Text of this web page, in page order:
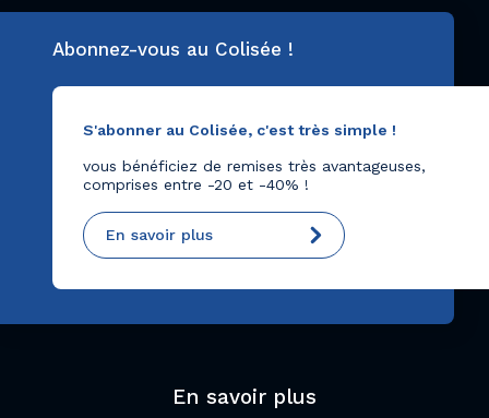
Abonnez-vous au Colisée !
S'abonner au Colisée, c'est très simple !
vous bénéficiez de remises très avantageuses,
comprises entre -20 et -40% !
En savoir plus
En savoir plus